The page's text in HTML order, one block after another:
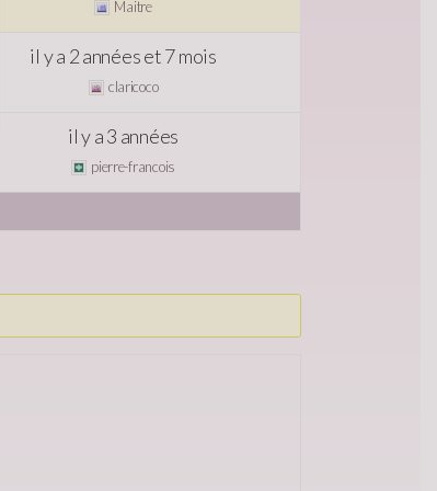
Maitre
il y a 2 années et 7 mois
claricoco
il y a 3 années
pierre-francois